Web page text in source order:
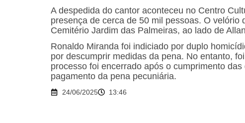
A despedida do cantor aconteceu no Centro
presença de cerca de 50 mil pessoas. O
Cemitério Jardim das Palmeiras, ao lado de
Ronaldo Miranda foi indiciado por duplo
por descumprir medidas da pena. No entanto,
processo foi encerrado após o cumprimento
pagamento da pena pecuniária.
24/06/2025 13:46